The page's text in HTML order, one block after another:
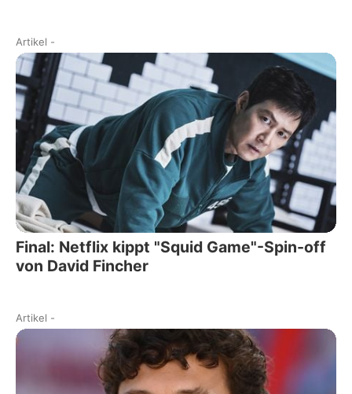
Artikel -
Final: Netflix kippt "Squid Game"-Spin-off
von David Fincher
Artikel -